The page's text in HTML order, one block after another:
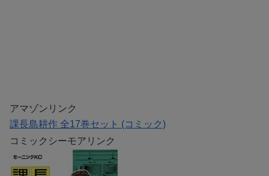
アマゾンリンク
課長島耕作 全17巻セット (コミック)
コミックシーモアリンク